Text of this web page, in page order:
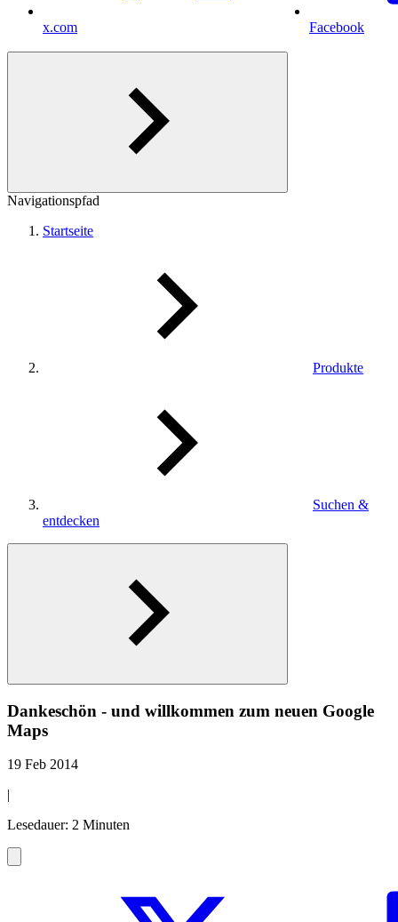
x.com Facebook
Navigationspfad
Startseite
Produkte
Suchen &
entdecken
Dankeschön - und willkommen zum neuen Google
Maps
19 Feb 2014
|
Lesedauer: 2 Minuten